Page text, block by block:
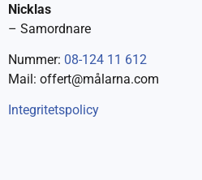
Nicklas
– Samordnare
Nummer: 08-124 11 612
Mail: offert@målarna.com
Integritetspolicy